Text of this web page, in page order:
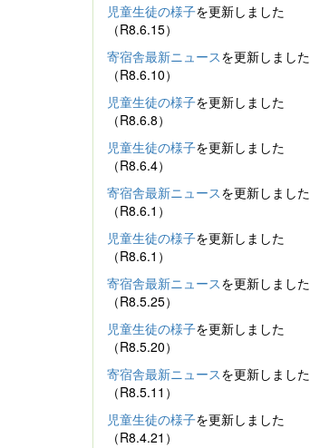
児童生徒の様子を更新しました
（R8.6.15）
寄宿舎最新ニュースを更新しました
（R8.6.10）
児童生徒の様子を更新しました
（R8.6.8）
児童生徒の様子を更新しました
（R8.6.4）
寄宿舎最新ニュースを更新しました
（R8.6.1）
児童生徒の様子を更新しました
（R8.6.1）
寄宿舎最新ニュースを更新しました
（R8.5.25）
児童生徒の様子を更新しました
（R8.5.20）
寄宿舎最新ニュースを更新しました
（R8.5.11）
児童生徒の様子を更新しました
（R8.4.21）